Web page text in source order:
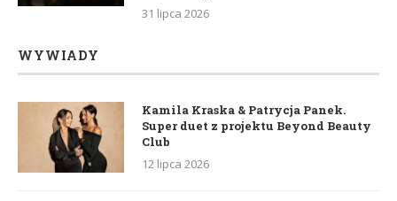
31 lipca 2026
WYWIADY
Kamila Kraska & Patrycja Panek.
Super duet z projektu Beyond Beauty
Club
12 lipca 2026